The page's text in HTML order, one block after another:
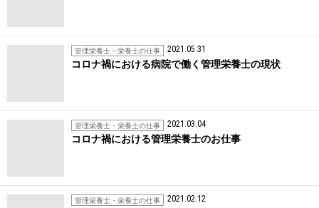
管理栄養士・栄養士の仕事 2021.05.31
コロナ禍における病院で働く管理栄養士の現状
管理栄養士・栄養士の仕事 2021.03.04
コロナ禍における管理栄養士のお仕事
管理栄養士・栄養士の仕事 2021.02.12